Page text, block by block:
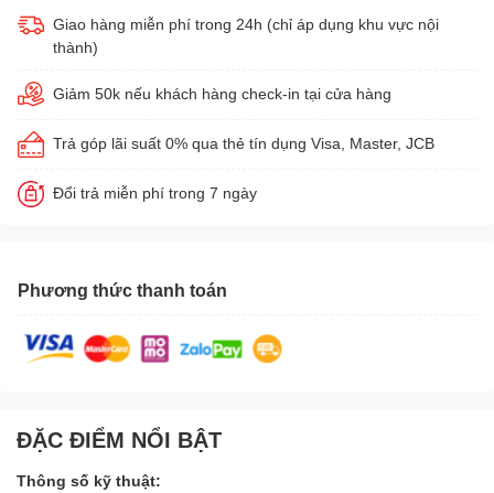
Giao hàng miễn phí trong 24h (chỉ áp dụng khu vực nội
thành)
Giảm 50k nếu khách hàng check-in tại cửa hàng
Trả góp lãi suất 0% qua thẻ tín dụng Visa, Master, JCB
Đổi trả miễn phí trong 7 ngày
Phương thức thanh toán
ĐẶC ĐIỂM NỔI BẬT
Thông số kỹ thuật: